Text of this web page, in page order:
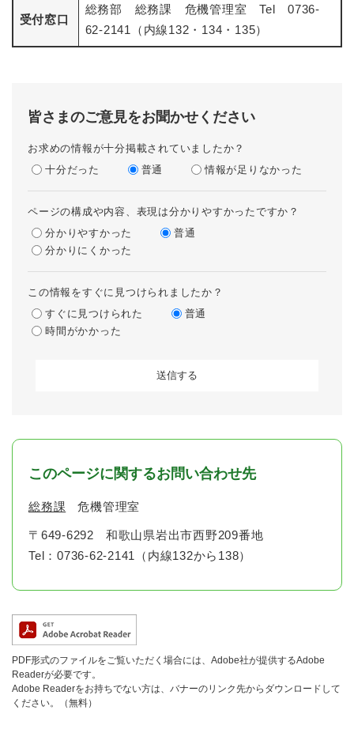
受付窓口
総務部 総務課 危機管理室 Tel 0736-
62-2141（内線132・134・135）
皆さまのご意見をお聞かせください
お求めの情報が十分掲載されていましたか？
十分だった
普通 情報が足りなかった
ページの構成や内容、表現は分かりやすかったですか？
分かりやすかった
普通
分かりにくかった
この情報をすぐに見つけられましたか？
すぐに見つけられた
普通
時間がかかった
このページに関するお問い合わせ先
総務課 危機管理室
〒649-6292
和歌山県岩出市西野209番地
Tel：0736-62-2141（内線132から138）
PDF形式のファイルをご覧いただく場合には、Adobe社が提供するAdobe
Readerが必要です。
Adobe Readerをお持ちでない方は、バナーのリンク先からダウンロードして
ください。（無料）